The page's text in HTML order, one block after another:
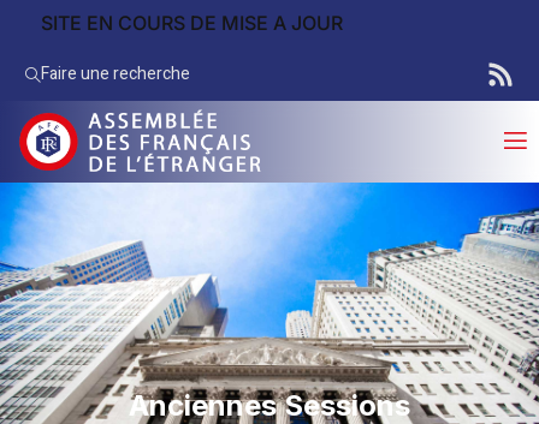
SITE EN COURS DE MISE A JOUR
Faire une recherche
Anciennes Sessions